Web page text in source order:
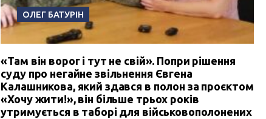
ОЛЕГ БАТУРІН
«Там він ворог і тут не свій». Попри рішення
суду про негайне звільнення Євгена
Калашникова, який здався в полон за проєктом
«Хочу жити!», він більше трьох років
утримується в таборі для військовополонених